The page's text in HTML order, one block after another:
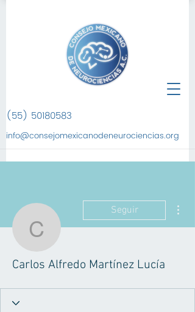
info@consejomexicanodeneurociencias.org
(55) 50180583
Carlos Alfredo
Seguir
Carlos Alfredo Martínez Lucía